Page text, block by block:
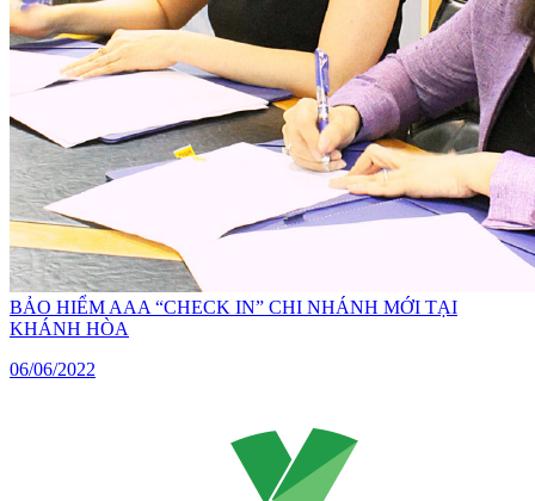
BẢO HIỂM AAA “CHECK IN” CHI NHÁNH MỚI TẠI
KHÁNH HÒA
06/06/2022